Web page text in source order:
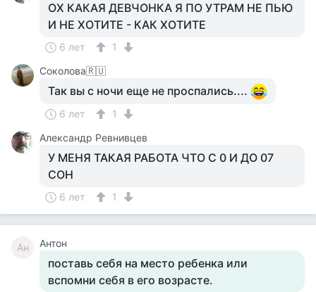
ОХ КАКАЯ ДЕВЧОНКА Я ПО УТРАМ НЕ ПЬЮ
И НЕ ХОТИТЕ - КАК ХОТИТЕ
6 лет
1
Соколова🇷🇺
Так вы с ночи еще не проспались....
6 лет
1
Александр Ревнивцев
У МЕНЯ ТАКАЯ РАБОТА ЧТО С 0 И ДО 07
СОН
6 лет 1
Ан Антон
поставь себя на место ребенка или
вспомни себя в его возрасте.